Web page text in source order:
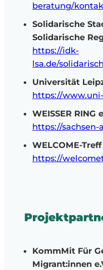
beratung/
Solidarische
Solidarische
https://idk-
lsa.de/
Universität
https://
WEISSER RING
https://
WELCOME-Treff
https://
KommMit Für
Migrant:innen